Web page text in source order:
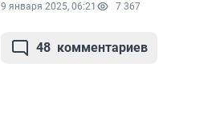
9 января 2025, 06:21 7 367
48 комментариев